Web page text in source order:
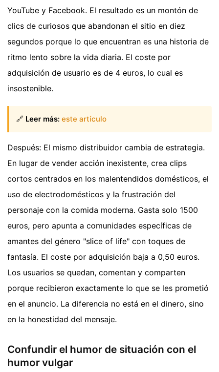
YouTube y Facebook. El resultado es un montón de
clics de curiosos que abandonan el sitio en diez
segundos porque lo que encuentran es una historia de
ritmo lento sobre la vida diaria. El coste por
adquisición de usuario es de 4 euros, lo cual es
insostenible.
🔗 Leer más: este artículo
Después: El mismo distribuidor cambia de estrategia.
En lugar de vender acción inexistente, crea clips
cortos centrados en los malentendidos domésticos, el
uso de electrodomésticos y la frustración del
personaje con la comida moderna. Gasta solo 1500
euros, pero apunta a comunidades específicas de
amantes del género "slice of life" con toques de
fantasía. El coste por adquisición baja a 0,50 euros.
Los usuarios se quedan, comentan y comparten
porque recibieron exactamente lo que se les prometió
en el anuncio. La diferencia no está en el dinero, sino
en la honestidad del mensaje.
Confundir el humor de situación con el
humor vulgar